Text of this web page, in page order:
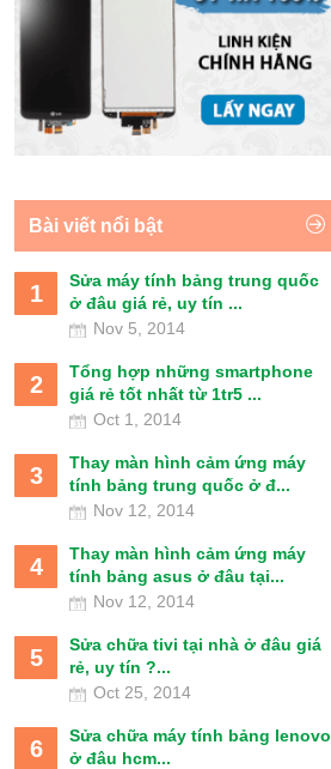
Bài viết nổi bật
1
Sửa máy tính bảng trung quốc
ở đâu giá rẻ, uy tín ...
Nov 5, 2014
2
Tổng hợp những smartphone
giá rẻ tốt nhất từ 1tr5 ...
Oct 1, 2014
3
Thay màn hình cảm ứng máy
tính bảng trung quốc ở đ...
Nov 12, 2014
4
Thay màn hình cảm ứng máy
tính bảng asus ở đâu tại...
Nov 12, 2014
5
Sửa chữa tivi tại nhà ở đâu giá
rẻ, uy tín ?...
Oct 25, 2014
6
Sửa chữa máy tính bảng lenovo
ở đâu hcm...